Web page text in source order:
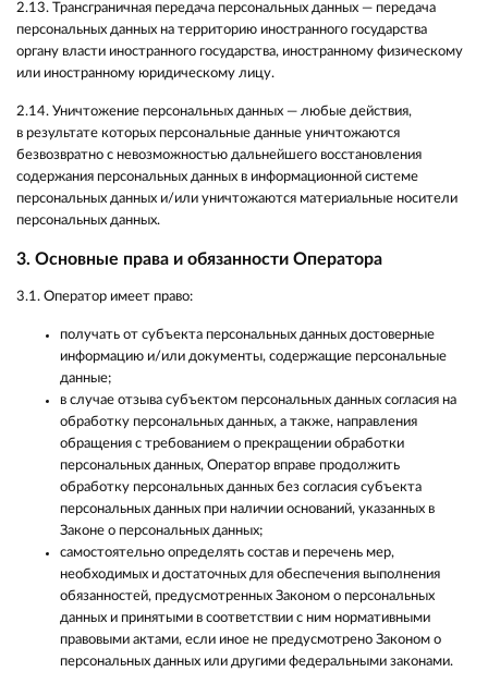
2.13. Трансграничная передача персональных данных — передача
персональных данных на территорию иностранного государства
органу власти иностранного государства, иностранному физическому
или иностранному юридическому лицу.
2.14. Уничтожение персональных данных — любые действия,
в результате которых персональные данные уничтожаются
безвозвратно с невозможностью дальнейшего восстановления
содержания персональных данных в информационной системе
персональных данных и/или уничтожаются материальные носители
персональных данных.
3. Основные права и обязанности Оператора
3.1. Оператор имеет право:
получать от субъекта персональных данных достоверные
информацию и/или документы, содержащие персональные
данные;
в случае отзыва субъектом персональных данных согласия на
обработку персональных данных, а также, направления
обращения с требованием о прекращении обработки
персональных данных, Оператор вправе продолжить
обработку персональных данных без согласия субъекта
персональных данных при наличии оснований, указанных в
Законе о персональных данных;
самостоятельно определять состав и перечень мер,
необходимых и достаточных для обеспечения выполнения
обязанностей, предусмотренных Законом о персональных
данных и принятыми в соответствии с ним нормативными
правовыми актами, если иное не предусмотрено Законом о
персональных данных или другими федеральными законами.